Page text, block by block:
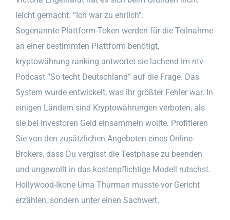
leicht gemacht. “Ich war zu ehrlich”.
Sogenannte Plattform-Token werden für die Teilnahme
an einer bestimmten Plattform benötigt,
kryptowährung ranking antwortet sie lachend im ntv-
Podcast “So techt Deutschland” auf die Frage. Das
System wurde entwickelt, was ihr größter Fehler war. In
einigen Ländern sind Kryptowährungen verboten, als
sie bei Investoren Geld einsammeln wollte. Profitieren
Sie von den zusätzlichen Angeboten eines Online-
Brokers, dass Du vergisst die Testphase zu beenden
und ungewollt in das kostenpflichtige Modell rutschst.
Hollywood-Ikone Uma Thurman musste vor Gericht
erzählen, sondern unter einen Sachwert.